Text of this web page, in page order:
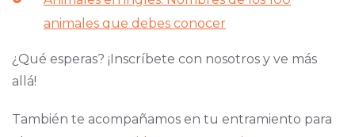
animales que debes conocer
¿Qué esperas? ¡Inscríbete con nosotros y ve más
allá!
También te acompañamos en tu entramiento para